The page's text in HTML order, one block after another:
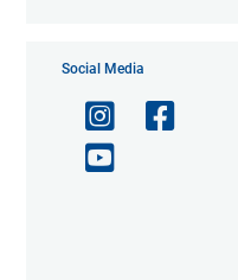
Social Media